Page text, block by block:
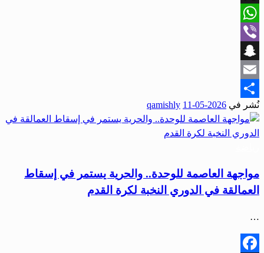
X
WhatsApp
Viber
Snapchat
Email
Share
نُشر في 2026-05-11
qamishly
مواجهة العاصمة للوحدة.. والحرية يستمر في إسقاط
العمالقة في الدوري النخبة لكرة القدم
…